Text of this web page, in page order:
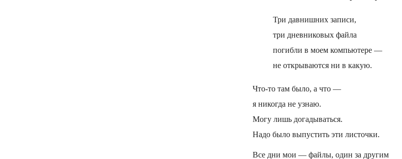
Три давнишних записи,
три дневниковых файла
погибли в моем компьютере —
не открываются ни в какую.
Что-то там было, а что —
я никогда не узнаю.
Могу лишь догадываться.
Надо было выпустить эти листочки.
Все дни мои — файлы, один за другим